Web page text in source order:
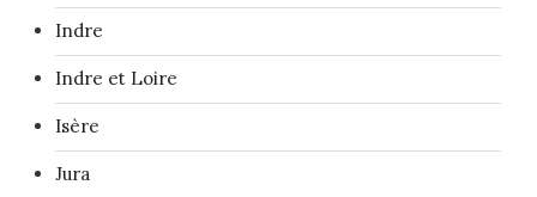
Indre
Indre et Loire
Isère
Jura